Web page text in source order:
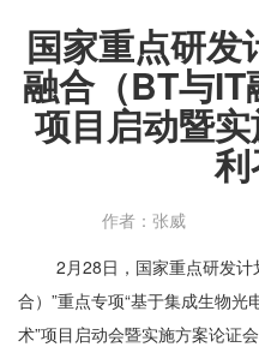
国家重点研发
融合（BT与IT
项目启动暨
作者：张威
2 月28日，国家重点研发计
合）”重点专项“基于集成生物
术”项目启动会暨实施方案论证